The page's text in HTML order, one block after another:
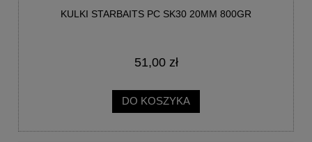
KULKI STARBAITS PC SK30 20MM 800GR
51,00 zł
DO KOSZYKA